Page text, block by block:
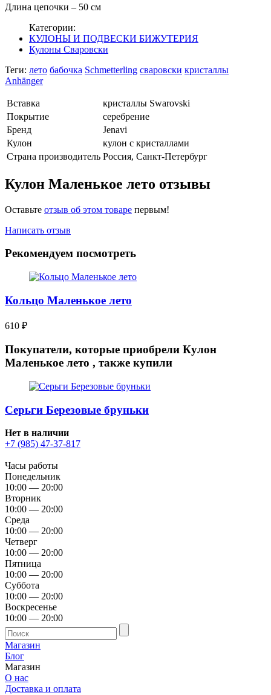
Длина цепочки – 50 см
Категории:
КУЛОНЫ И ПОДВЕСКИ БИЖУТЕРИЯ
Кулоны Сваровски
Теги: лето бабочка Schmetterling сваровски кристаллы
Anhänger
Вставка
кристаллы Swarovski
Покрытие
серебрение
Бренд
Jenavi
Кулон
кулон с кристаллами
Страна производитель Россия, Санкт-Петербург
Кулон Маленькое лето отзывы
Оставьте отзыв об этом товаре первым!
Написать отзыв
Рекомендуем посмотреть
Кольцо Маленькое лето
610 ₽
Покупатели, которые приобрели Кулон
Маленькое лето , также купили
Серьги Березовые бруньки
Нет в наличии
+7 (985) 47-37-817
Часы работы
Понедельник
10:00 — 20:00
Вторник
10:00 — 20:00
Среда
10:00 — 20:00
Четверг
10:00 — 20:00
Пятница
10:00 — 20:00
Суббота
10:00 — 20:00
Воскресенье
10:00 — 20:00
Магазин
Блог
Магазин
О нас
Доставка и оплата